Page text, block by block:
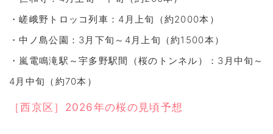
・嵯峨野トロッコ列車：4月上旬（約2000本）
・中ノ島公園：3月下旬～4月上旬（約1500本）
・嵐電鳴滝駅～宇多野駅間（桜のトンネル）：3月中旬～
4月中旬（約70本）
［西京区］2026年の桜の見頃予想